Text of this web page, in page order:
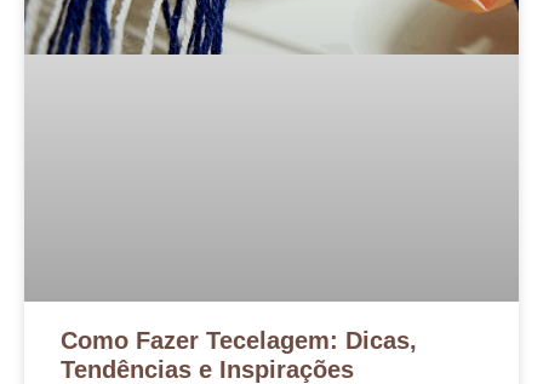
Como Fazer Tecelagem: Dicas,
Tendências e Inspirações